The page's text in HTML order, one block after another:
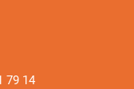
79 14